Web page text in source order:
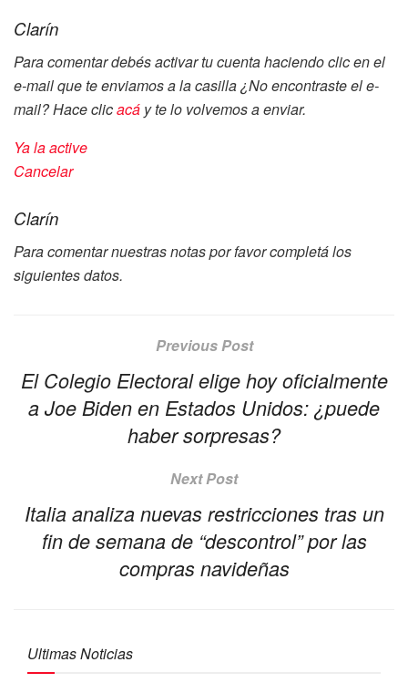
Clarín
Para comentar debés activar tu cuenta haciendo clic en el
e-mail que te enviamos a la casilla¿No encontraste el e-
mail? Hace clicacá y te lo volvemos a enviar.
Ya la active
Cancelar
Clarín
Para comentar nuestras notas por favor completá los
siguientes datos.
Previous Post
El Colegio Electoral elige hoy oficialmente
a Joe Biden en Estados Unidos: ¿puede
haber sorpresas?
Next Post
Italia analiza nuevas restricciones tras un
fin de semana de “descontrol” por las
compras navideñas
Ultimas Noticias